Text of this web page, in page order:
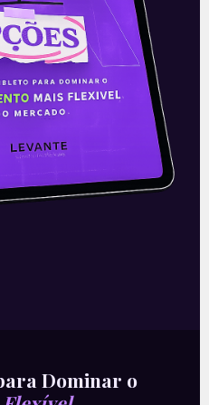
amplia
recordes
2T26
uma
no 2T26, marcada
produção. A
Dominar o